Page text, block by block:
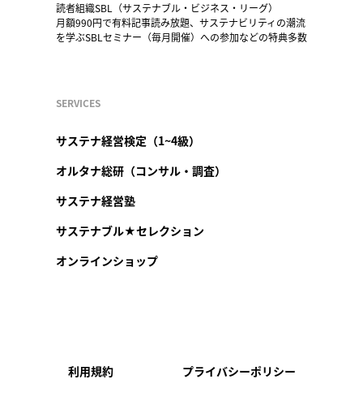
読者組織SBL（サステナブル・ビジネス・リーグ）
月額990円で有料記事読み放題、サステナビリティの潮流
を学ぶSBLセミナー（毎月開催）への参加などの特典多数
SERVICES
サステナ経営検定（1~4級）
オルタナ総研（コンサル・調査）
サステナ経営塾
サステナブル★セレクション
オンラインショップ
利用規約 プライバシーポリシー